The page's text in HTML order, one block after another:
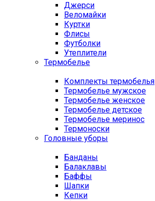
Джерси
Веломайки
Куртки
Флисы
Футболки
Утеплители
Термобелье
Комплекты термобелья
Термобелье мужское
Термобелье женское
Термобелье детское
Термобелье меринос
Термоноски
Головные уборы
Банданы
Балаклавы
Баффы
Шапки
Кепки